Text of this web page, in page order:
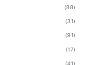
(88)
(31)
(91)
(17)
(41)